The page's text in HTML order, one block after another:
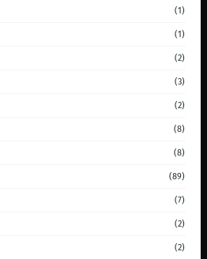
(1)
(1)
(2)
(3)
(2)
(8)
(8)
(89)
(7)
(2)
(2)